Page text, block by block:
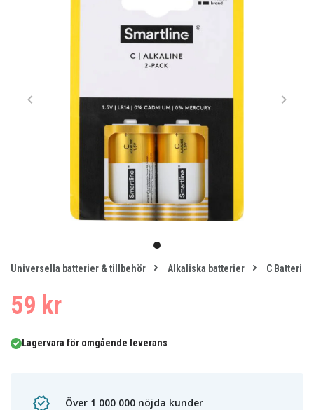
item
0
of
Universella batterier & tillbehör Alkaliska batterier C Batteri
59 kr
Lagervara för omgående leverans
Över 1 000 000 nöjda kunder